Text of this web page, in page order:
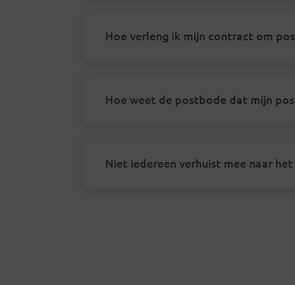
Hoe verleng ik mijn contract om
Hoe weet de postbode dat mijn
Niet iedereen verhuist mee naar